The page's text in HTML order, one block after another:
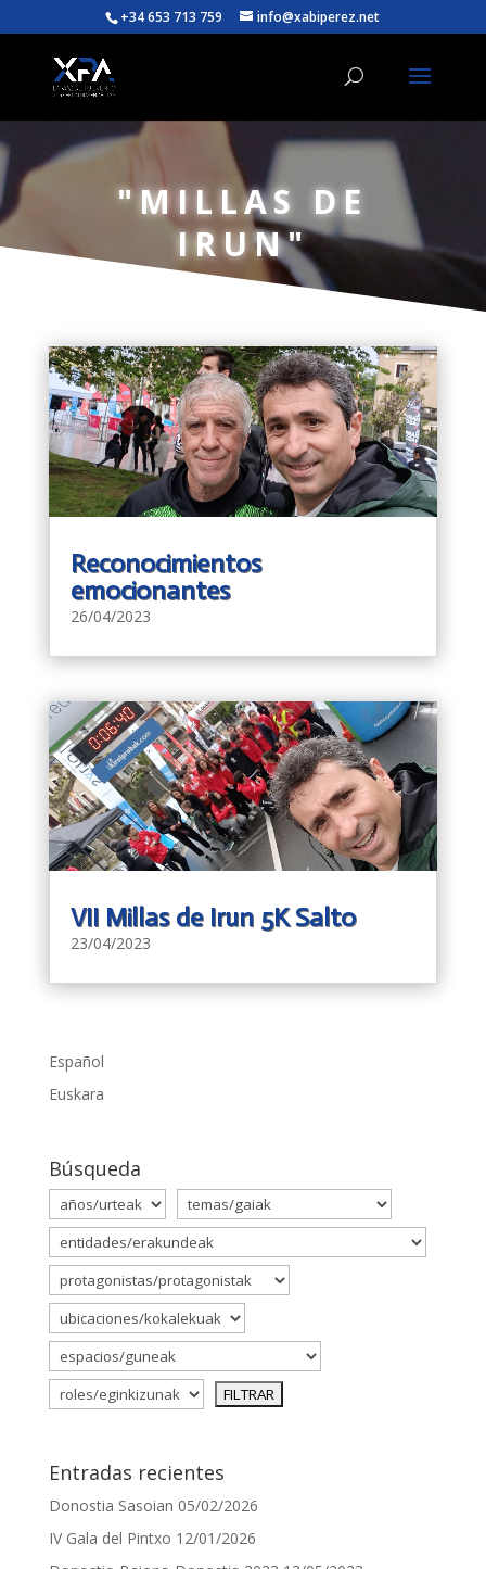
+34 653 713 759 info@xabiperez.net
"MILLAS DE
IRUN"
Reconocimientos
emocionantes
26/04/2023
VII Millas de Irun 5K Salto
23/04/2023
Español
Euskara
Búsqueda
Entradas recientes
Donostia Sasoian 05/02/2026
IV Gala del Pintxo 12/01/2026